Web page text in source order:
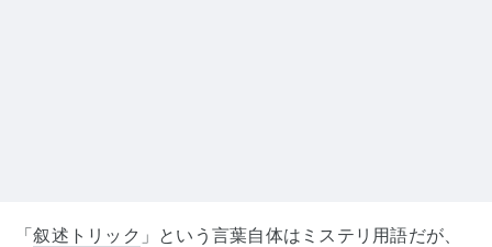
「叙述トリック 」という言葉自体はミステリ用語だが、